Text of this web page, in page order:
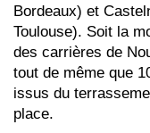
Bordeaux) et
Toulouse). Soit la
des carrières de
tout de même que
issus du
place.